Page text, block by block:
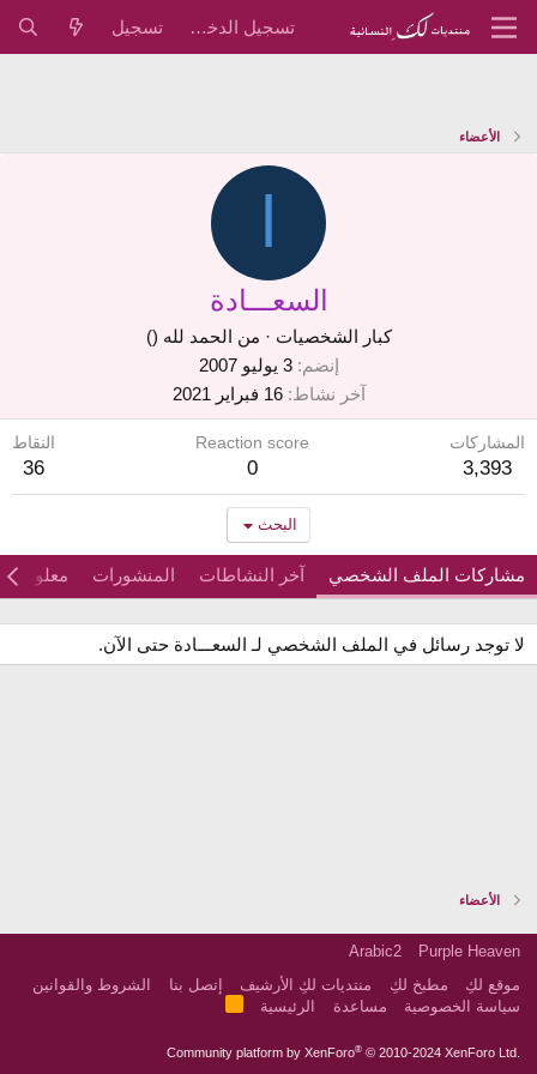
تسجيل الدخول تسجيل
الأعضاء
السعـــادة
كبار الشخصيات · من الحمد لله ()
إنضم
3 يوليو 2007
آخر نشاط 16 فبراير 2021
المشاركات
3,393
Reaction score
0
النقاط
36
البحث
مشاركات الملف الشخصي آخر النشاطات المنشورات معلومات
لا توجد رسائل في الملف الشخصي لـ السعـــادة حتى الآن.
الأعضاء
Purple Heaven
Arabic2
موقع لكِ
مطبخ لكِ منتديات لكِ الأرشيف إتصل بنا
الشروط والقوانين
سياسة الخصوصية
مساعدة الرئيسية
Community platform by XenForo® © 2010-2024 XenForo Ltd.